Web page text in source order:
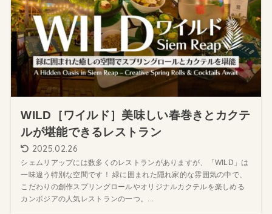
WILD［ワイルド］美味しい春巻きとカクテ
ルが堪能できるレストラン
2025.02.26
シェムリアップには数多くのレストランがありますが、「WILD」は
一味違う特別な空間です！ 緑に囲まれた隠れ家的な雰囲気の中で、
こだわりの創作スプリングロールやオリジナルカクテルを楽しめる
カンボジアの人気レストランの一つ。...